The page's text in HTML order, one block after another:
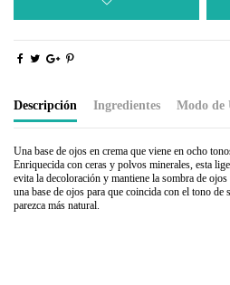
Descripción Ingredientes Modo de
Una base de ojos en crema que viene en ocho
Enriquecida con ceras y polvos minerales, esta
evita la decoloración y mantiene la sombra de
una base de ojos para que coincida con el tono
parezca más natural.